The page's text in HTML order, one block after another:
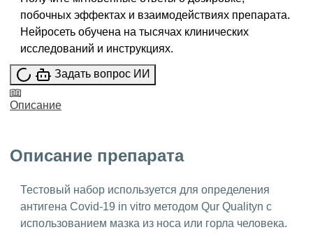
побочных эффектах и взаимодействиях препарата.
Нейросеть обучена на тысячах клинических
исследований и инструкциях.
Задать вопрос ИИ
Описание
Описание препарата
Тестовый набор используется для определения
антигена Covid-19 in vitro методом Qur Qualityn с
использованием мазка из носа или горла человека.